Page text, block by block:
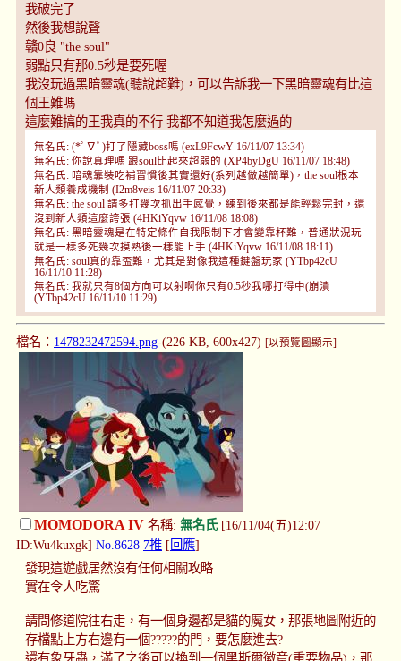
我破完了
然後我想說聲
贛0良 "the soul"
弱點只有那0.5秒是要死喔
我沒玩過黑暗靈魂(聽說超難)，可以告訴我一下黑暗靈魂有比這
個王難嗎
這麼難搞的王我真的不行 我都不知道我怎麼過的
無名氏: (*ﾟ∇ﾟ)打了隱藏boss嗎 (exL9FcwY 16/11/07 13:34)
無名氏: 你說真理嗎 跟soul比起來超弱的 (XP4byDgU 16/11/07 18:48)
無名氏: 暗魂靠裝吃補習慣後其實還好(系列越做越簡單)，the soul根本
新人類養成機制 (I2m8veis 16/11/07 20:33)
無名氏: the soul 請多打幾次抓出手感覺，練到後來都是能輕鬆完封，還
沒到新人類這麼誇張 (4HKiYqvw 16/11/08 18:08)
無名氏: 黑暗靈魂是在特定條件自我限制下才會變靠杯難，普通狀況玩
就是一樣多死幾次摸熟後一樣能上手 (4HKiYqvw 16/11/08 18:11)
無名氏: soul真的靠盃難，尤其是對像我這種鍵盤玩家 (YTbp42cU
16/11/10 11:28)
無名氏: 我就只有8個方向可以射啊你只有0.5秒我哪打得中(崩潰
(YTbp42cU 16/11/10 11:29)
檔名： 1478232472594.png-(226 KB, 600x427) [以預覽圖顯示]
MOMODORA IV 名稱: 無名氏[16/11/04(五)12:07
ID:Wu4kuxgk] No.8628 7推 [ 回應]
發現這遊戲居然沒有任何相關攻略
實在令人吃驚
請問修道院往右走，有一個身邊都是貓的魔女，那張地圖附近的
存檔點上方右邊有一個?????的門，要怎麼進去?